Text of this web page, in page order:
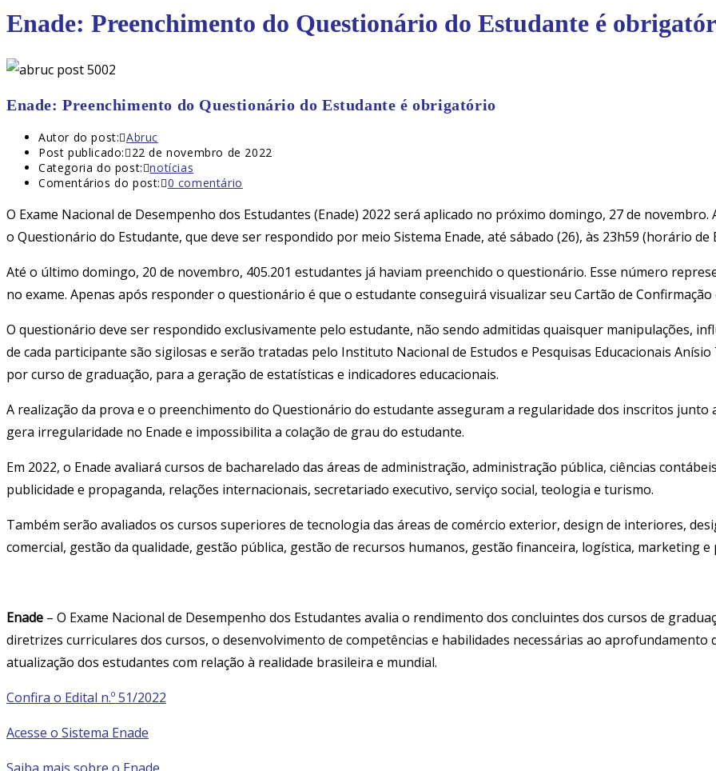
Enade: Preenchimento do Questionário do Estudante é
Enade: Preenchimento do Questionário do Estudante é obrigatório
Autor do post: Abruc
Post publicado:
22 de novembro de 2022
Categoria do post: notícias
Comentários do post: 0 comentário
O Exame Nacional de Desempenho dos Estudantes (Enade) 2022 será aplicado no próximo domingo, 27 de
o Questionário do Estudante, que deve ser respondido por meio Sistema Enade, até sábado (26), às 23h59 (horário de
Até o último domingo, 20 de novembro, 405.201 estudantes já haviam preenchido o questionário. Esse número
no exame. Apenas após responder o questionário é que o estudante conseguirá visualizar seu Cartão de
O questionário deve ser respondido exclusivamente pelo estudante, não sendo admitidas quaisquer manipulações,
de cada participante são sigilosas e serão tratadas pelo Instituto Nacional de Estudos e Pesquisas Educacionais
por curso de graduação, para a geração de estatísticas e indicadores educacionais.
A realização da prova e o preenchimento do Questionário do estudante asseguram a regularidade dos inscritos
gera irregularidade no Enade e impossibilita a colação de grau do estudante.
Em 2022, o Enade avaliará cursos de bacharelado das áreas de administração, administração pública, ciências
publicidade e propaganda, relações internacionais, secretariado executivo, serviço social, teologia e turismo.
Também serão avaliados os cursos superiores de tecnologia das áreas de comércio exterior, design de interiores,
comercial, gestão da qualidade, gestão pública, gestão de recursos humanos, gestão financeira, logística, marketing e
Enade – O Exame Nacional de Desempenho dos Estudantes avalia o rendimento dos concluintes dos cursos de
diretrizes curriculares dos cursos, o desenvolvimento de competências e habilidades necessárias ao
atualização dos estudantes com relação à realidade brasileira e mundial.
Confira o Edital n.º 51/2022
Acesse o Sistema Enade